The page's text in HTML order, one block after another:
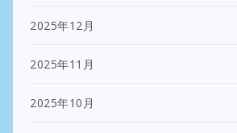
2025年12月
2025年11月
2025年10月